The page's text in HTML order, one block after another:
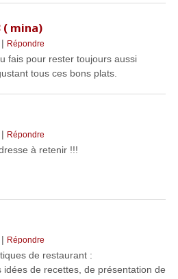
( mina)
| Répondre
fais pour rester toujours aussi
tous ces bons plats.
| Répondre
à retenir !!!
| Répondre
de restaurant :
idées de recettes, de présentation de